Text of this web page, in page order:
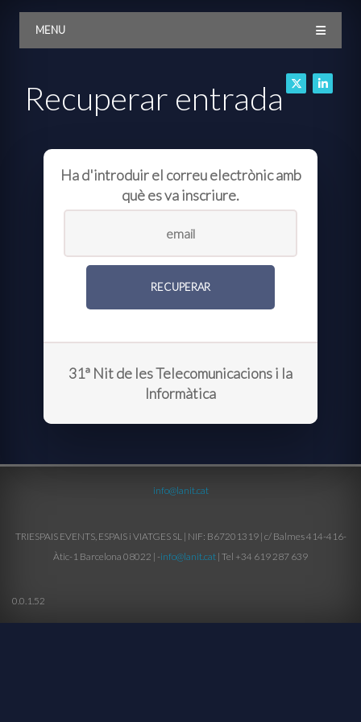
MENU
Recuperar entrada
Ha d'introduir el correu electrònic amb
què es va inscriure.
31ª Nit de les Telecomunicacions i la
Informàtica
info@lanit.cat
TRIESPAIS EVENTS, ESPAIS i VIATGES SL | NIF: B67201319 | c/ Balmes 414-416-
Àtic-1 Barcelona 08022 | -info@lanit.cat | Tel +34 619 287 639
0.0.1.52